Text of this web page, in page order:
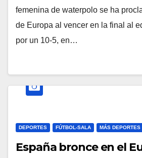
femenina de waterpolo se ha
de Europa al vencer en la final al
por un 10-5, en…
DEPORTES FÚTBOL-SALA MÁS DEPORTES
España bronce en el